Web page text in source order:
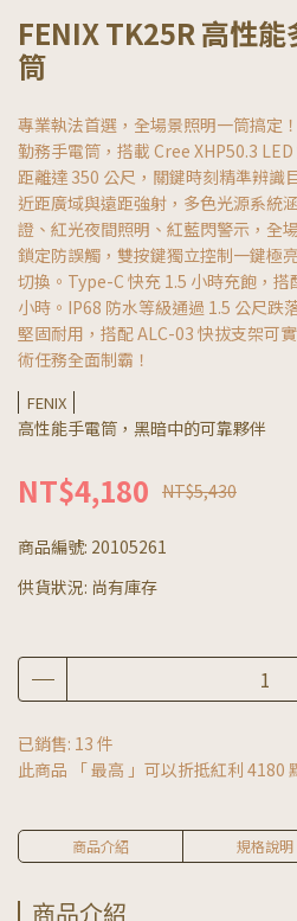
FENIX TK25R 高性
筒
專業執法首選，全場景照明一筒搞定
勤務手電筒，搭載 Cree XHP50.3
距離達 350 公尺，關鍵時刻精準辨識
近距廣域與遠距強射，多色光源系統
證、紅光夜間照明、紅藍閃警示，全
鎖定防誤觸，雙按鍵獨立控制一鍵極
切換。Type-C 快充 1.5 小時充飽，
小時。IP68 防水等級通過 1.5 公尺跌
堅固耐用，搭配 ALC-03 快拔支架可
術任務全面制霸！
FENIX
高性能手電筒，黑暗中的可靠夥伴
NT$4,180 NT$5,430
商品編號: 20105261
供貨狀況: 尚有庫存
已銷售: 13 件
此商品 「 最高 」可以折抵紅利 4180
商品介紹 規格說明
商品介紹